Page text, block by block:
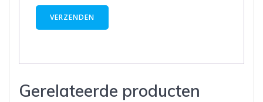
Gerelateerde producten